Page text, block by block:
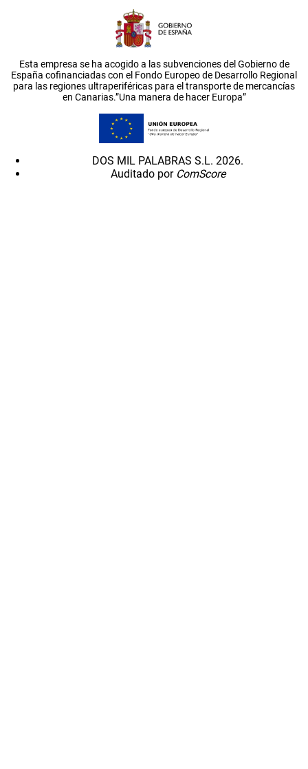
Esta empresa se ha acogido a las subvenciones del Gobierno de
España cofinanciadas con el Fondo Europeo de Desarrollo Regional
para las regiones ultraperiféricas para el transporte de mercancías
en Canarias.”Una manera de hacer Europa”
DOS MIL PALABRAS S.L. 2026.
Auditado por ComScore